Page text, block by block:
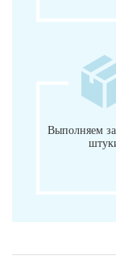
Выполняем